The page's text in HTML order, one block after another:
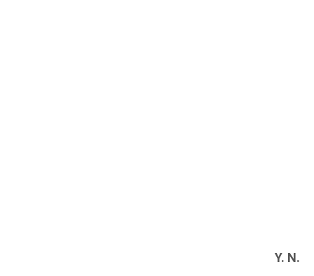
Y. N.